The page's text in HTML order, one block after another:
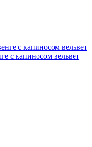
с капиносом вельвет